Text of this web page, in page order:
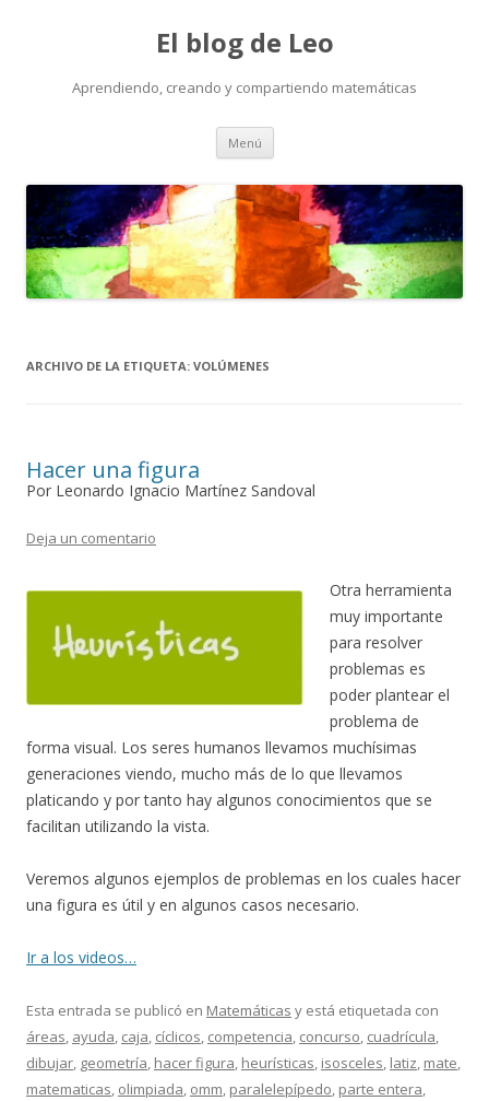
El blog de Leo
Aprendiendo, creando y compartiendo matemáticas
Menú Saltar
contenido
ARCHIVO DE LA ETIQUETA: VOLÚMENES
Hacer una figura
Por Leonardo Ignacio Martínez Sandoval
Deja un comentario
Otra herramienta
muy importante
para resolver
problemas es
poder plantear el
problema de
forma visual. Los seres humanos llevamos muchísimas
generaciones viendo, mucho más de lo que llevamos
platicando y por tanto hay algunos conocimientos que se
facilitan utilizando la vista.
Veremos algunos ejemplos de problemas en los cuales hacer
una figura es útil y en algunos casos necesario.
Ir a los videos…
Esta entrada se publicó en Matemáticas y está etiquetada con
áreas, ayuda, caja, cíclicos, competencia, concurso, cuadrícula,
dibujar, geometría, hacer figura, heurísticas, isosceles, latiz, mate,
matematicas, olimpiada, omm, paralelepípedo, parte entera,